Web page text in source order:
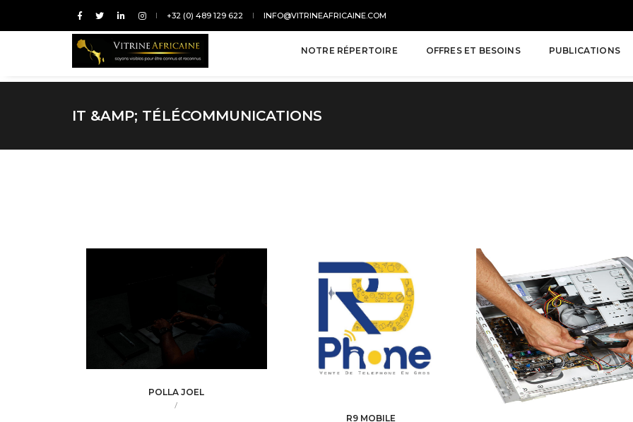
+32 (0) 489 129 622 INFO@VITRINEAFRICAINE.COM
NOTRE RÉPERTOIRE OFFRES ET BESOINS PUBLICATIONS
IT &AMP; TÉLÉCOMMUNICATIONS
POLLA JOEL
/
R9 MOBILE